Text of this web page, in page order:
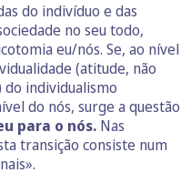
do indivíduo e das
no seu todo,
eu/nós. Se, ao nível
(atitude, não
individualismo
do nós, surge a questão
para o nós. Nas
transição consiste num